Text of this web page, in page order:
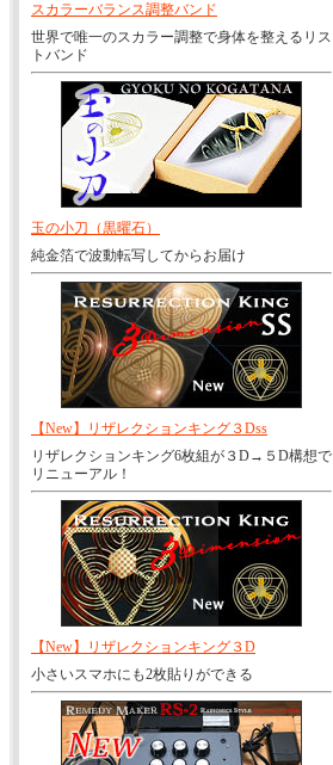
スカラーバランス調整バンド
世界で唯一のスカラー調整で身体を整えるリス
トバンド
玉の小刀（黒曜石）
純金箔で波動転写してからお届け
【New】リザレクションキング３Dss
リザレクションキング6枚組が３D→５D構想で
リニューアル！
【New】リザレクションキング３D
小さいスマホにも2枚貼りができる